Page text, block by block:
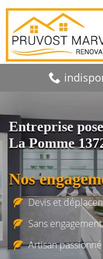
Entreprise
La Pomme
Nos
Devis et
Sans engagement
Artisan passionné